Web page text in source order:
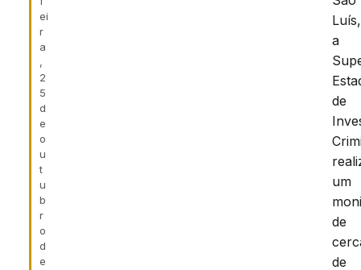
ei
r
a
,
2
5
d
e
o
u
t
u
b
r
o
d
e
Luís,
a
de
um
de
de